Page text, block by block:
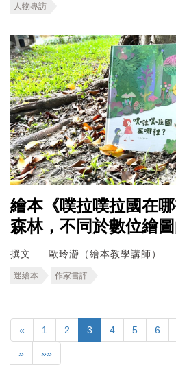
人物專訪
繪本《噗拉噗拉國在
森林，不同於數位繪
撰文 歐玲瀞（繪本教學講師）
迷繪本 作家書評
« 1 2 3 4 5 6
» »»